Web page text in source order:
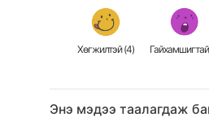
Хөгжилтэй (4)
Энэ мэдээ таалагдаж